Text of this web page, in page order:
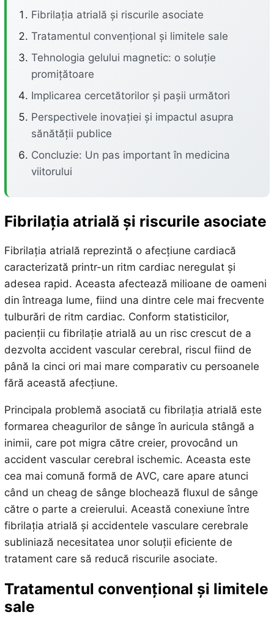
Fibrilația atrială și riscurile asociate
Tratamentul convențional și limitele sale
Tehnologia gelului magnetic: o soluție
promițătoare
Implicarea cercetătorilor și pașii următori
Perspectivele inovației și impactul asupra
sănătății publice
Concluzie: Un pas important în medicina
viitorului
Fibrilația atrială și riscurile asociate
Fibrilația atrială reprezintă o afecțiune cardiacă
caracterizată printr-un ritm cardiac neregulat și
adesea rapid. Aceasta afectează milioane de oameni
din întreaga lume, fiind una dintre cele mai frecvente
tulburări de ritm cardiac. Conform statisticilor,
pacienții cu fibrilație atrială au un risc crescut de a
dezvolta accident vascular cerebral, riscul fiind de
până la cinci ori mai mare comparativ cu persoanele
fără această afecțiune.
Principala problemă asociată cu fibrilația atrială este
formarea cheagurilor de sânge în auricula stângă a
inimii, care pot migra către creier, provocând un
accident vascular cerebral ischemic. Aceasta este
cea mai comună formă de AVC, care apare atunci
când un cheag de sânge blochează fluxul de sânge
către o parte a creierului. Această conexiune între
fibrilația atrială și accidentele vasculare cerebrale
subliniază necesitatea unor soluții eficiente de
tratament care să reducă riscurile asociate.
Tratamentul convențional și limitele
sale